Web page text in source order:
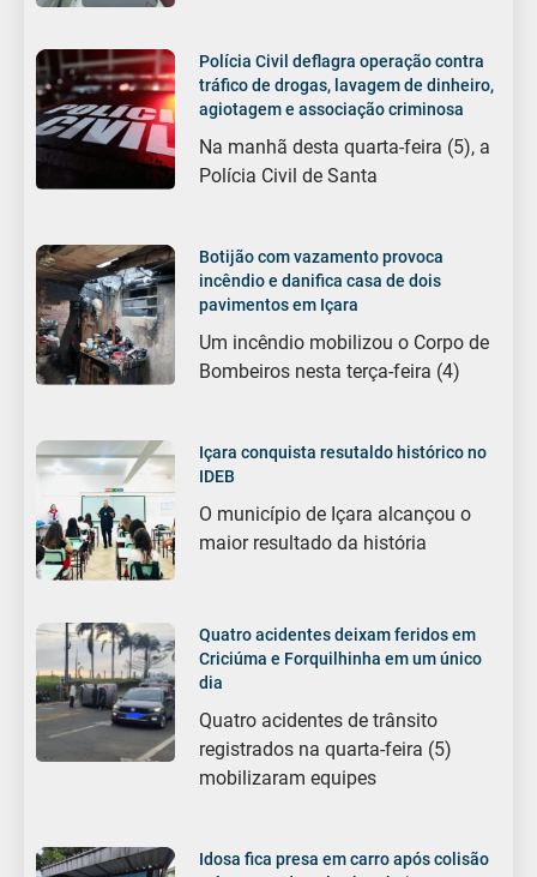
Polícia Civil deflagra operação contra
tráfico de drogas, lavagem de dinheiro,
agiotagem e associação criminosa
Na manhã desta quarta-feira (5), a
Polícia Civil de Santa
Botijão com vazamento provoca
incêndio e danifica casa de dois
pavimentos em Içara
Um incêndio mobilizou o Corpo de
Bombeiros nesta terça-feira (4)
Içara conquista resutaldo histórico no
IDEB
O município de Içara alcançou o
maior resultado da história
Quatro acidentes deixam feridos em
Criciúma e Forquilhinha em um único
dia
Quatro acidentes de trânsito
registrados na quarta-feira (5)
mobilizaram equipes
Idosa fica presa em carro após colisão